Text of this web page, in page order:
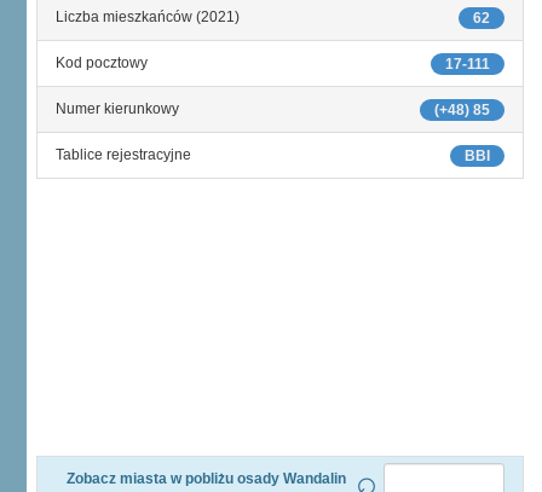
62
Liczba mieszkańców (2021)
17-111
Kod pocztowy
(+48) 85
Numer kierunkowy
BBI
Tablice rejestracyjne
Zobacz miasta w pobliżu osady Wandalin